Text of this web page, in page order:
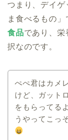
つまり、デイゲ
ま食べるもの」
食品であり、栄
択なのです。
ぺぺ君はカメ
けど、ガット
をもらってる
うやってこっ